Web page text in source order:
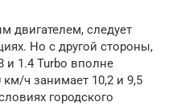
двигателем, следует
Но с другой стороны,
и 1.4 Turbo вполне
ч занимает 10,2 и 9,5
городского